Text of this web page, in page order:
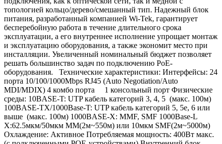
топологией кольцо/дерево/смешанный тип. Надежный блок
питания, разработанный компанией Wi-Tek, гарантирует
бесперебойную работа в течение длительного срока
эксплуатации, а его внутреннее исполнение упрощает монтаж
и эксплуатацию оборудования, а также экономит место при
инсталляции. Увеличенный номинальный бюджет позволяет
решать большинство задач по подключению PoE-
оборудования. Технические характеристики: Интерфейсы: 24
порта 10/100/1000Mbps RJ45 (Auto Negotiation/Auto
MDI/MDIX) 4 комбо порта 1 консольный порт Физические
среды: 10BASE-T: UTP кабель категорий 3, 4, 5 (макс. 100м)
100BASE-TX/1000Base-T: UTP кабель категорий 5, 5e, 6 или
выше (макс. 100м) 1000BASE-X: MMF, SMF 1000Base-L
X:62.5мкм/50мкм MM(2м~550м) или 10мкм SMF(2м~5000м)
Охлаждение: Активное Потребляемая мощность: 400Вт макс.